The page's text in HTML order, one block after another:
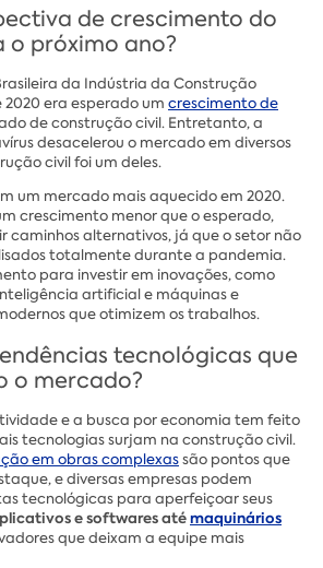
de crescimento do
próximo ano?
da Indústria da Construção
2020 era esperado um crescimento de
de construção civil. Entretanto, a
desacelerou o mercado em diversos
civil foi um deles.
um mercado mais aquecido em 2020.
crescimento menor que o esperado,
caminhos alternativos, já que o setor não
totalmente durante a pandemia.
para investir em inovações, como
artificial e máquinas e
que otimizem os trabalhos.
tecnológicas que
o mercado?
e a busca por economia tem feito
tecnologias surjam na construção civil.
em obras complexassão pontos que
e diversas empresas podem
tecnológicas para aperfeiçoar seus
e softwares atémaquinários
que deixam a equipe mais